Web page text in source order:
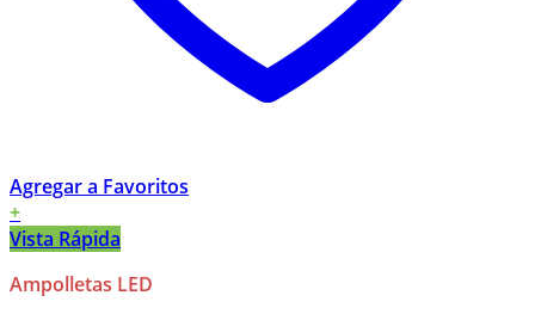
Agregar a Favoritos
+
Vista Rápida
Ampolletas LED